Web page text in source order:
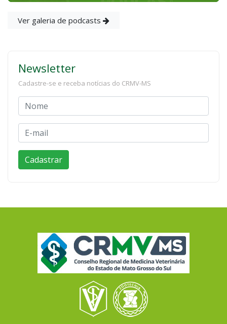
Ver galeria de podcasts
Newsletter
Cadastre-se e receba notícias do CRMV-MS